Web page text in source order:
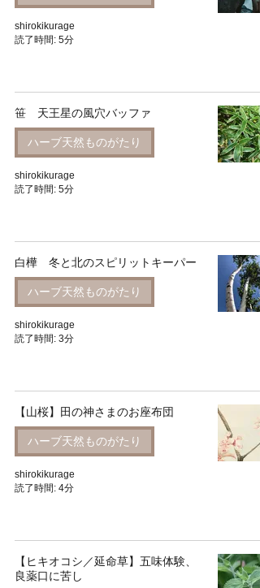
shirokikurage
読了時間: 5分
笹 天王星の風穴バッファ
ハーブ天然ものがたり
shirokikurage
読了時間: 5分
白樺 冬と北のスピリットキーパー
ハーブ天然ものがたり
shirokikurage
読了時間: 3分
【山桜】田の神さまのお座布団
ハーブ天然ものがたり
shirokikurage
読了時間: 4分
【ヒキオコシ／延命草】五味体験、
良薬口に苦し